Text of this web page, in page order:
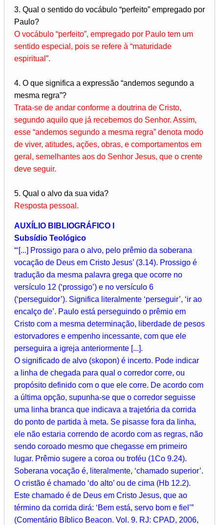
3. Qual o sentido do vocábulo “perfeito” empregado por
Paulo?
O vocábulo “perfeito”, empregado por Paulo tem um
sentido especial, pois se refere à “maturidade
espiritual”.
4. O que significa a expressão “andemos segundo a
mesma regra”?
Trata-se de andar conforme a doutrina de Cristo,
segundo aquilo que já recebemos do Senhor. Assim,
esse “andemos segundo a mesma regra” denota modo
de viver, atitudes, ações, obras, e comportamentos em
geral, semelhantes aos do Senhor Jesus, que o crente
deve seguir.
5. Qual o alvo da sua vida?
Resposta pessoal.
AUXÍLIO BIBLIOGRÁFICO I
Subsídio Teológico
“‘[...] Prossigo para o alvo, pelo prêmio da soberana
vocação de Deus em Cristo Jesus’ (3.14). Prossigo é
tradução da mesma palavra grega que ocorre no
versículo 12 (‘prossigo’) e no versículo 6
(‘perseguidor’). Significa literalmente ‘perseguir’, ‘ir ao
encalço de’. Paulo está perseguindo o prêmio em
Cristo com a mesma determinação, liberdade de pesos
estorvadores e empenho incessante, com que ele
perseguira a igreja anteriormente [...].
O significado de alvo (skopon) é incerto. Pode indicar
a linha de chegada para qual o corredor corre, ou
propósito definido com o que ele corre. De acordo com
a última opção, supunha-se que o corredor seguisse
uma linha branca que indicava a trajetória da corrida
do ponto de partida à meta. Se pisasse fora da linha,
ele não estaria correndo de acordo com as regras, não
sendo coroado mesmo que chegasse em primeiro
lugar. Prêmio sugere a coroa ou troféu (1Co 9.24).
Soberana vocação é, literalmente, ‘chamado superior’.
O cristão é chamado ‘do alto’ ou de cima (Hb 12.2).
Este chamado é de Deus em Cristo Jesus, que ao
término da corrida dirá: ‘Bem está, servo bom e fiel’”
(Comentário Bíblico Beacon. Vol. 9. RJ: CPAD, 2006,